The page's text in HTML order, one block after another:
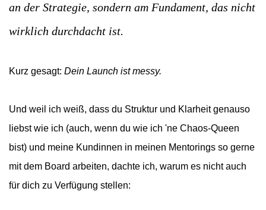
an der Strategie, sondern am Fundament, das nicht
wirklich durchdacht ist.
Kurz gesagt: Dein Launch ist messy.
Und weil ich weiß, dass du Struktur und Klarheit genauso
liebst wie ich (auch, wenn du wie ich 'ne Chaos-Queen
bist) und meine Kundinnen in meinen Mentorings so gerne
mit dem Board arbeiten, dachte ich, warum es nicht auch
für dich zu Verfügung stellen: